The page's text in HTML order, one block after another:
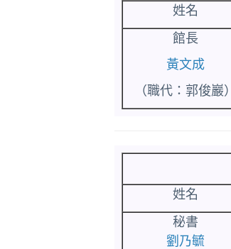
姓名
館長
黃文成
（職代：郭俊巖）
姓名
秘書
劉乃毓